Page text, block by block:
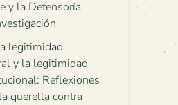
y la Defensoría
legitimidad
y la legitimidad
Reflexiones
querella contra